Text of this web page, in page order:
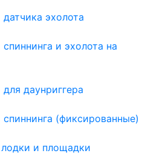
эхолота
и эхолота на
даунриггера
(фиксированные)
и площадки